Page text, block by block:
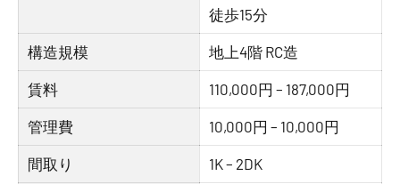
徒歩15分
構造規模 地上4階 RC造
賃料 110,000円 – 187,000円
管理費 10,000円 – 10,000円
間取り 1K – 2DK